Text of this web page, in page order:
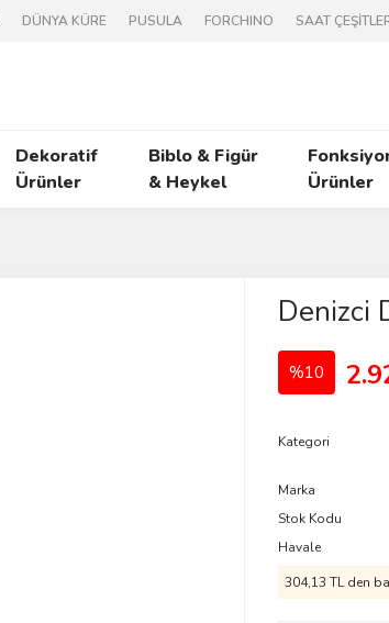
DÜNYA KÜRE PUSULA FORCHINO SAAT
Dekoratif
Ürünler
Biblo & Figür
& Heykel
Ürünler
Denizci
%10
Kategori
Marka
Stok Kodu
Havale
304,13 TL den